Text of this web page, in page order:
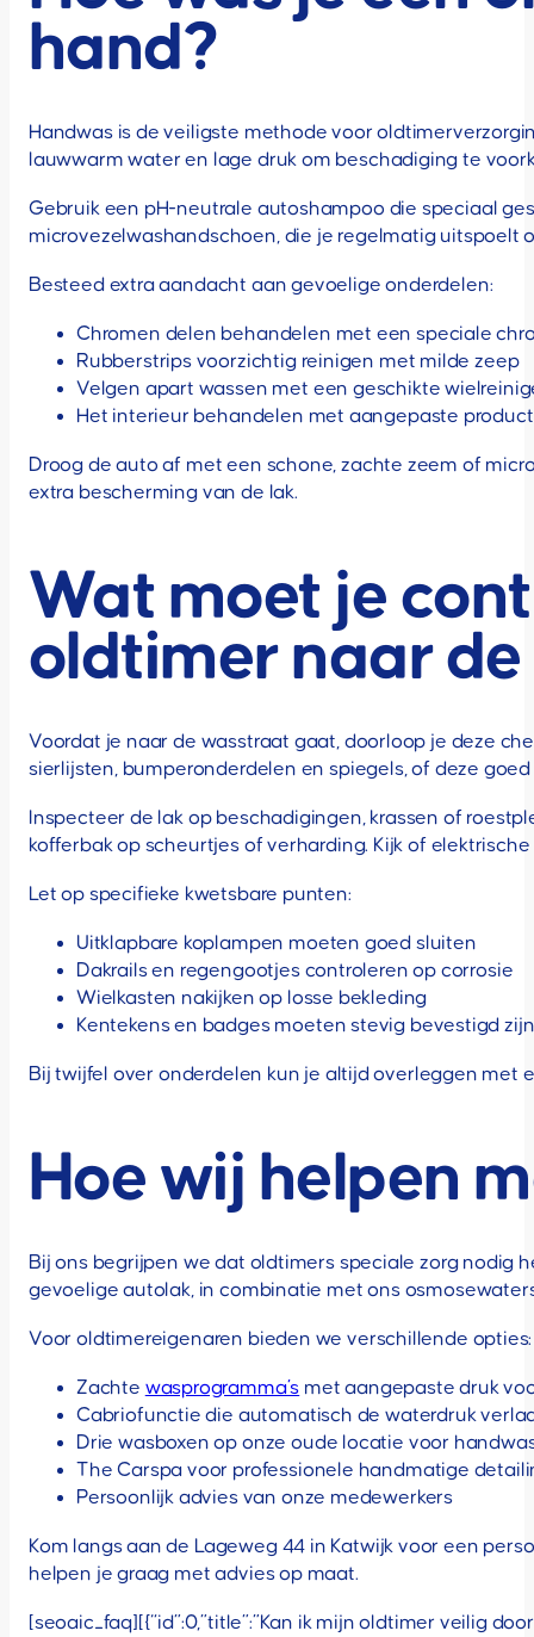
hand?
Handwas is de veiligste methode voor
lauwwarm water en lage druk om beschadiging te
Gebruik een pH-neutrale autoshampoo die speciaal
microvezelwashandschoen, die je regelmatig uitspoelt
Besteed extra aandacht aan gevoelige onderdelen:
Chromen delen behandelen met een speciale
Rubberstrips voorzichtig reinigen met milde zeep
Velgen apart wassen met een geschikte
Het interieur behandelen met aangepaste
Droog de auto af met een schone, zachte zeem of
extra bescherming van de lak.
Wat moet je
oldtimer naar
Voordat je naar de wasstraat gaat, doorloop je deze
sierlijsten, bumperonderdelen en spiegels, of deze
Inspecteer de lak op beschadigingen, krassen of
kofferbak op scheurtjes of verharding. Kijk of
Let op specifieke kwetsbare punten:
Uitklapbare koplampen moeten goed sluiten
Dakrails en regengootjes controleren op corrosie
Wielkasten nakijken op losse bekleding
Kentekens en badges moeten stevig bevestigd zijn
Bij twijfel over onderdelen kun je altijd overleggen met
Hoe wij helpen
Bij ons begrijpen we dat oldtimers speciale zorg nodig
gevoelige autolak, in combinatie met ons
Voor oldtimereigenaren bieden we verschillende opties:
Zachte wasprogramma’s met aangepaste druk
Cabriofunctie die automatisch de waterdruk
Drie wasboxen op onze oude locatie voor
The Carspa voor professionele handmatige
Persoonlijk advies van onze medewerkers
Kom langs aan de Lageweg 44 in Katwijk voor een
helpen je graag met advies op maat.
[seoaic_faq][{“id”:0,”title”:”Kan ik mijn oldtimer veilig